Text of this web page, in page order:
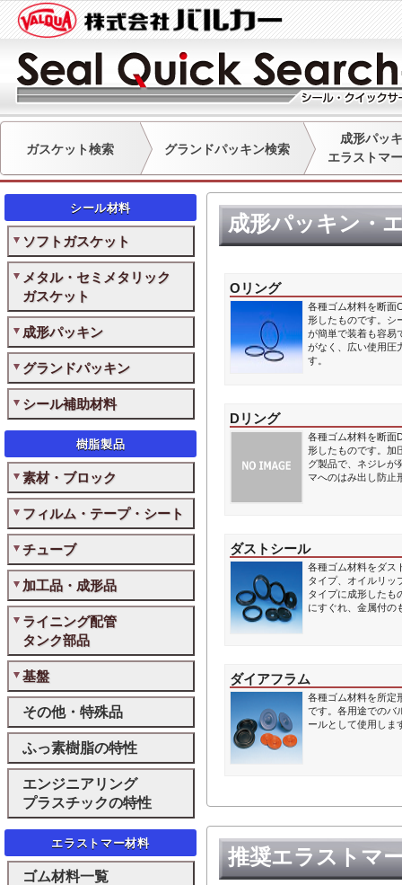
ガスケット検索 グランドパッキン検索
成形パッ
エラストマ
シール材料
ソフトガスケット
メタル・セミメタリック
ガスケット
成形パッキン
グランドパッキン
シール補助材料
樹脂製品
素材・ブロック
フィルム・テープ・シート
チューブ
加工品・成形品
ライニング配管
タンク部品
基盤
その他・特殊品
ふっ素樹脂の特性
エンジニアリング
プラスチックの特性
エラストマー材料
ゴム材料一覧
成形パッキン・
Oリング
各種ゴム材料を断面
形したものです。シ
が簡単で装着も容易
がなく、広い使用圧
す。
Dリング
各種ゴム材料を断面
形したものです。加
グ製品で、ネジレが
マへのはみ出し防止
ダストシール
各種ゴム材料をダス
タイプ、オイルリッ
タイプに成形したも
にすぐれ、金属付の
ダイアフラム
各種ゴム材料を所定
です。各用途でのバ
ールとして使用しま
推奨エラストマ